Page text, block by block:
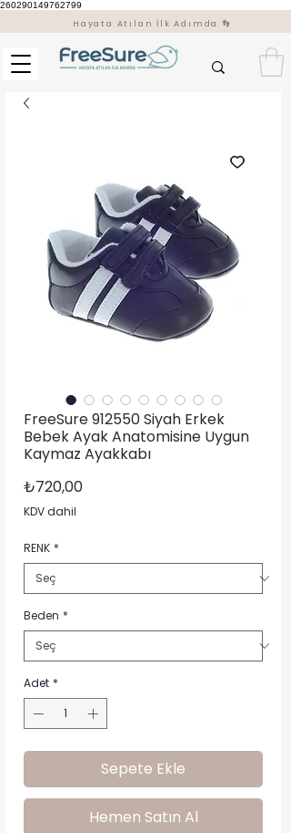
260290149762799
Hayata Atılan İlk Adımda 👣
FreeSure 912550 Siyah Erkek
Bebek Ayak Anatomisine Uygun
Kaymaz Ayakkabı
₺720,00Fiyat
KDV dahil
RENK *
Beden *
Adet *
Sepete Ekle
Hemen Satın Al